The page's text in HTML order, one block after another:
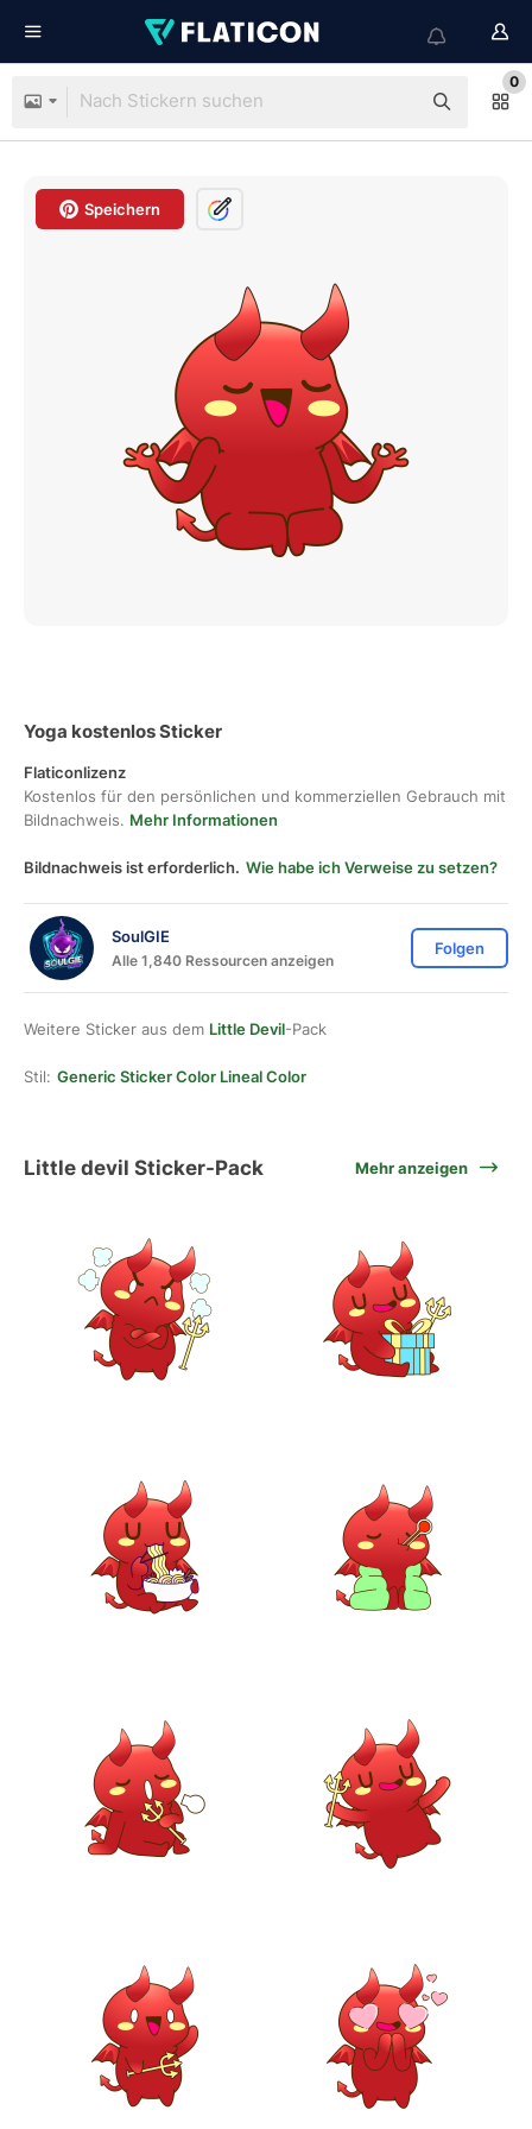
0
Speichern
Yoga kostenlos Sticker
Flaticonlizenz
Kostenlos für den persönlichen und kommerziellen Gebrauch mit
Bildnachweis. Mehr Informationen
Bildnachweis ist erforderlich. Wie habe ich Verweise zu setzen?
SoulGIE
Alle 1,840 Ressourcen anzeigen
Folgen
Weitere Sticker aus dem Little Devil-Pack
Stil: Generic Sticker Color Lineal Color
Little devil Sticker-Pack Mehr anzeigen